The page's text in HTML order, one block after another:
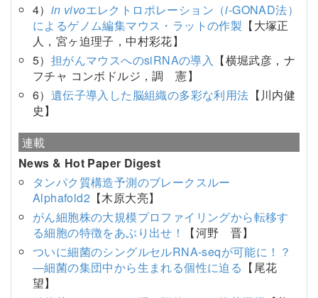
4） in vivoエレクトロポレーション（i-GONAD法）
によるゲノム編集マウス・ラットの作製 【大塚正
人，宮ヶ迫理子，中村彩花】
5） 担がんマウスへのsiRNAの導入 【横堀武彦，ナ
フチャ コンボドルジ，調 憲】
6） 遺伝子導入した脳組織の多彩な利用法 【川内健
史】
連載
News & Hot Paper Digest
タンパク質構造予測のブレークスルー
Alphafold2 【木原大亮】
がん細胞株の大規模プロファイリングから転移す
る細胞の特徴をあぶり出せ！
【河野 晋】
ついに細菌のシングルセルRNA-seqが可能に！？
―細菌の集団中から生まれる個性に迫る 【尾花
望】